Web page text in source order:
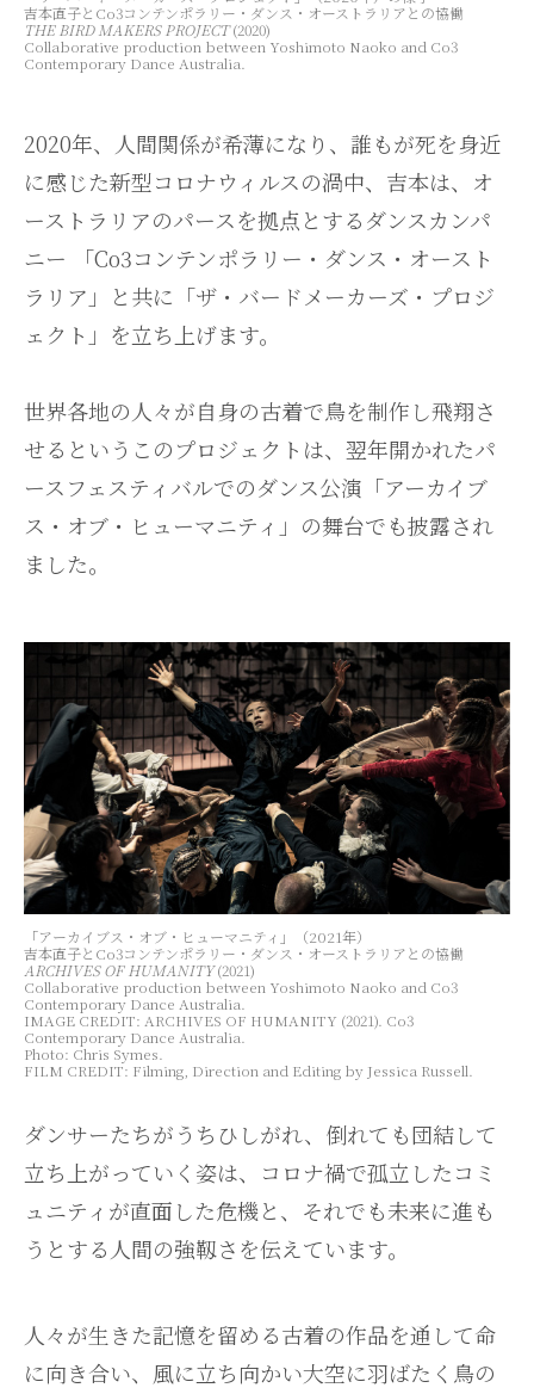
吉本直子とCo3コンテンポラリー・ダンス・オーストラリアとの協働
THE BIRD MAKERS PROJECT(2020)
Collaborative production between Yoshimoto Naoko and Co3
Contemporary Dance Australia.
2020年、人間関係が希薄になり、誰もが死を身近
に感じた新型コロナウィルスの渦中、吉本は、オ
ーストラリアのパースを拠点とするダンスカンパ
ニー 「Co3コンテンポラリー・ダンス・オースト
ラリア」と共に「ザ・バードメーカーズ・プロジ
ェクト」を立ち上げます。
世界各地の人々が自身の古着で鳥を制作し飛翔さ
せるというこのプロジェクトは、翌年開かれたパ
ースフェスティバルでのダンス公演「アーカイブ
ス・オブ・ヒューマニティ」の舞台でも披露され
ました。
「アーカイブス・オブ・ヒューマニティ」（2021年）
吉本直子とCo3コンテンポラリー・ダンス・オーストラリアとの協働
ARCHIVES OF HUMANITY(2021)
Collaborative production between Yoshimoto Naoko and Co3
Contemporary Dance Australia.
IMAGE CREDIT: ARCHIVES OF HUMANITY (2021). Co3
Contemporary Dance Australia.
Photo: Chris Symes.
FILM CREDIT: Filming, Direction and Editing by Jessica Russell.
ダンサーたちがうちひしがれ、倒れても団結して
立ち上がっていく姿は、コロナ禍で孤立したコミ
ュニティが直面した危機と、それでも未来に進も
うとする人間の強靱さを伝えています。
人々が生きた記憶を留める古着の作品を通して命
に向き合い、 風に立ち向かい大空に羽ばたく鳥の